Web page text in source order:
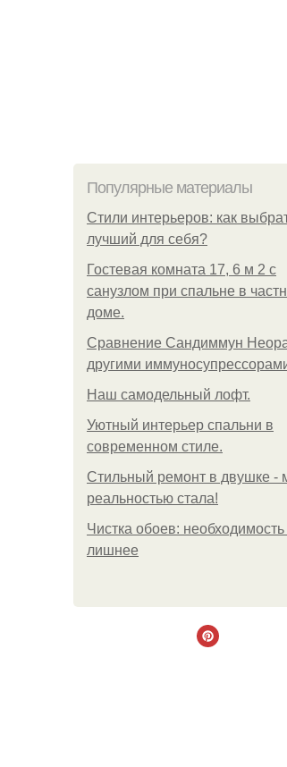
Популярные материалы
Стили интерьеров: как
лучший для себя?
Гостевая комната 17, 6 м 2 с
санузлом при спальне в
доме.
Сравнение Сандиммун
другими
Наш самодельный лофт.
Уютный интерьер спальни в
современном стиле.
Стильный ремонт в двушке -
реальностью стала!
Чистка обоев: необходимость
лишнее